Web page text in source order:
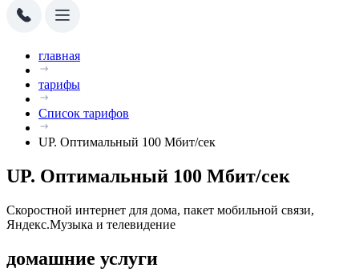
главная
тарифы
Список тарифов
UP. Оптимальный 100 Мбит/сек
UP. Оптимальный 100 Мбит/сек
Скоростной интернет для дома, пакет мобильной связи,
Яндекс.Музыка и телевидение
домашние услуги